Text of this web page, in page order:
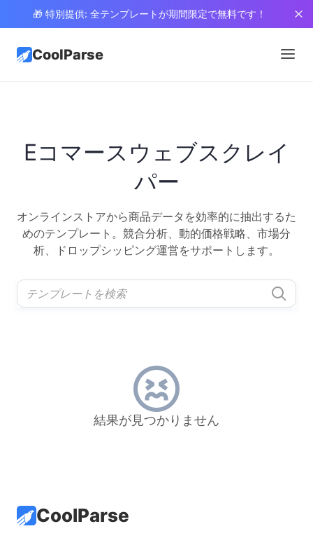
🎁 特別提供: 全テンプレートが期間限定で無料です！
CoolParse
Eコマースウェブスクレイ
パー
オンラインストアから商品データを効率的に抽出するた
めのテンプレート。競合分析、動的価格戦略、市場分
析、ドロップシッピング運営をサポートします。
結果が見つかりません
CoolParse